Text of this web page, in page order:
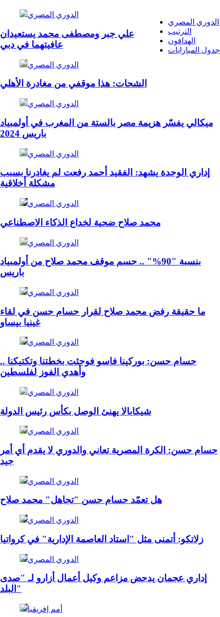
الدوري المصري
الترتيب
الهدافون
جدول المبارايات
الدوري المصري
علي جبر ومصطفى محمد يستعيدان
عافيتهما في دبي
الدوري المصري
الشحات: هذا موقفي من مغادرة الأهلي
الدوري المصري
ميكالي يفسّر هزيمة مصر بالستة من المغرب في أولمبياد
باريس 2024
الدوري المصري
إداري الوحدة يشهد: الفقيد أحمد رفعت لم يغادرنا بسبب
مشكلة أخلاقية
الدوري المصري
محمد صلاح ضحية لخداع الذكاء الاصطناعي
الدوري المصري
بنسبة "90%" .. حسم موقف محمد صلاح من أولمبياد
باريس
الدوري المصري
ما حقيقة رفض محمد صلاح لقرار حسام حسن في لقاء
غينيا بيساو
الدوري المصري
حسام حسن: بوركينا فاسو فوجئت بخطتنا وتكتيكنا ..
وأهدي الفوز لفلسطين
الدوري المصري
شيكابالا يهنئ الوصل بكأس رئيس الدولة
الدوري المصري
حسام حسن: الكرة المصرية تعاني والدوري لا يقدم أي أمر
جيد
الدوري المصري
هل تعمّد حسام حسن "تجاهل" محمد صلاح
الدوري المصري
زلاتكو: أتمنى مثل "استاد العاصمة الإدارية" في كرواتيا
الدوري المصري
إداري عجمان يدحض مزاعم وكيل أعمال أزارو لـ "صدى
البلد"
أمم إفريقيا